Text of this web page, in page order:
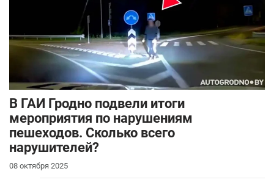
В ГАИ Гродно подвели итоги
мероприятия по нарушениям
пешеходов. Сколько всего
нарушителей?
08 октября 2025